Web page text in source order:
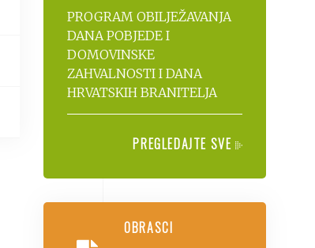
PROGRAM OBILJEŽAVANJA
DANA POBJEDE I
DOMOVINSKE
ZAHVALNOSTI I DANA
HRVATSKIH BRANITELJA
PREGLEDAJTE SVE
OBRASCI